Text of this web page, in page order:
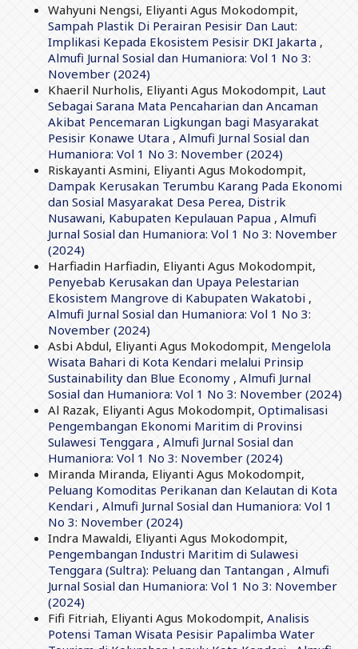
Wahyuni Nengsi, Eliyanti Agus Mokodompit,
Sampah Plastik Di Perairan Pesisir Dan Laut:
Implikasi Kepada Ekosistem Pesisir DKI Jakarta ,
Almufi Jurnal Sosial dan Humaniora: Vol 1 No 3:
November (2024)
Khaeril Nurholis, Eliyanti Agus Mokodompit, Laut
Sebagai Sarana Mata Pencaharian dan Ancaman
Akibat Pencemaran Ligkungan bagi Masyarakat
Pesisir Konawe Utara , Almufi Jurnal Sosial dan
Humaniora: Vol 1 No 3: November (2024)
Riskayanti Asmini, Eliyanti Agus Mokodompit,
Dampak Kerusakan Terumbu Karang Pada Ekonomi
dan Sosial Masyarakat Desa Perea, Distrik
Nusawani, Kabupaten Kepulauan Papua , Almufi
Jurnal Sosial dan Humaniora: Vol 1 No 3: November
(2024)
Harfiadin Harfiadin, Eliyanti Agus Mokodompit,
Penyebab Kerusakan dan Upaya Pelestarian
Ekosistem Mangrove di Kabupaten Wakatobi ,
Almufi Jurnal Sosial dan Humaniora: Vol 1 No 3:
November (2024)
Asbi Abdul, Eliyanti Agus Mokodompit, Mengelola
Wisata Bahari di Kota Kendari melalui Prinsip
Sustainability dan Blue Economy , Almufi Jurnal
Sosial dan Humaniora: Vol 1 No 3: November (2024)
Al Razak, Eliyanti Agus Mokodompit, Optimalisasi
Pengembangan Ekonomi Maritim di Provinsi
Sulawesi Tenggara , Almufi Jurnal Sosial dan
Humaniora: Vol 1 No 3: November (2024)
Miranda Miranda, Eliyanti Agus Mokodompit,
Peluang Komoditas Perikanan dan Kelautan di Kota
Kendari , Almufi Jurnal Sosial dan Humaniora: Vol 1
No 3: November (2024)
Indra Mawaldi, Eliyanti Agus Mokodompit,
Pengembangan Industri Maritim di Sulawesi
Tenggara (Sultra): Peluang dan Tantangan , Almufi
Jurnal Sosial dan Humaniora: Vol 1 No 3: November
(2024)
Fifi Fitriah, Eliyanti Agus Mokodompit, Analisis
Potensi Taman Wisata Pesisir Papalimba Water